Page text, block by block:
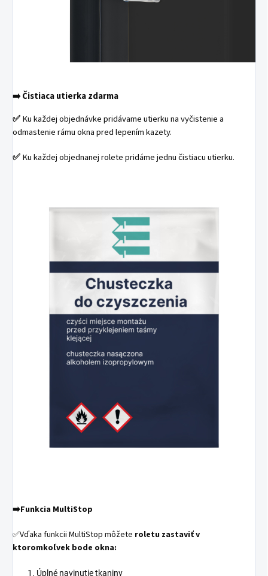
➡️Čistiaca utierka zdarma
✅Ku každej objednávke pridávame utierku na vyčistenie a
odmastenie rámu okna pred lepením kazety.
✅Ku každej objednanej rolete pridáme jednu čistiacu utierku.
➡️Funkcia MultiStop
✅Vďaka funkcii MultiStop môžete roletu zastaviť v
ktoromkoľvek bode okna:
Úplné navinutie tkaniny